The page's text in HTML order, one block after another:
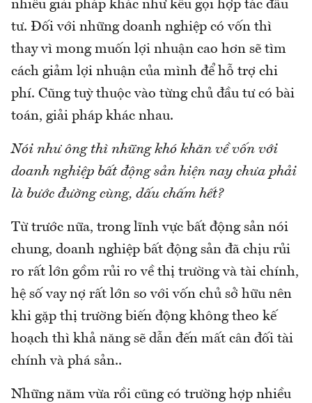
nhiều giải pháp khác như kêu gọi hợp tác đầu
tư. Đối với những doanh nghiệp có vốn thì
thay vì mong muốn lợi nhuận cao hơn sẽ tìm
cách giảm lợi nhuận của mình để hỗ trợ chi
phí. Cũng tuỳ thuộc vào từng chủ đầu tư có bài
toán, giải pháp khác nhau.
Nói như ông thì những khó khăn về vốn với
doanh nghiệp bất động sản hiện nay chưa phải
là bước đường cùng, dấu chấm hết?
Từ trước nữa, trong lĩnh vực bất động sản nói
chung, doanh nghiệp bất động sản đã chịu rủi
ro rất lớn gồm rủi ro về thị trường và tài chính,
hệ số vay nợ rất lớn so với vốn chủ sở hữu nên
khi gặp thị trường biến động không theo kế
hoạch thì khả năng sẽ dẫn đến mất cân đối tài
chính và phá sản..
Những năm vừa rồi cũng có trường hợp nhiều